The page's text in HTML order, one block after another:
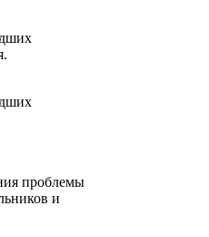
проблемы
и